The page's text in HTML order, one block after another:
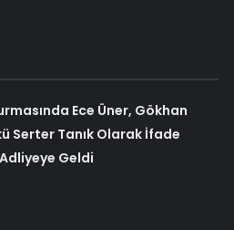
Ece Üner, Gökhan
Serter Tanık Olarak İfade
Geldi